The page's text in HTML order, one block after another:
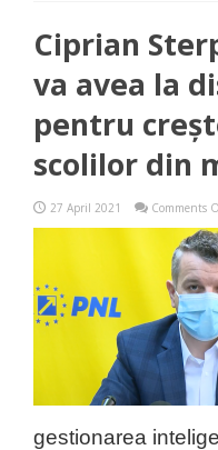
Ciprian
va avea la
pentru
scolilor din
27 April 2021 Comments
gestionarea